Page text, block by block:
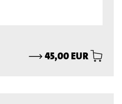
⟶45,00 EUR